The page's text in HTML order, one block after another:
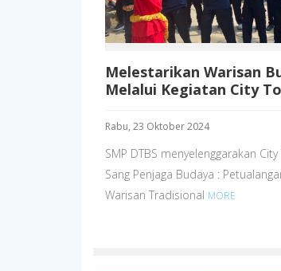
Melestarikan Warisan
Melalui Kegiatan City
Rabu, 23 Oktober 2024
SMP DTBS menyelenggarakan
Sang Penjaga Budaya :
Warisan Tradisional MORE